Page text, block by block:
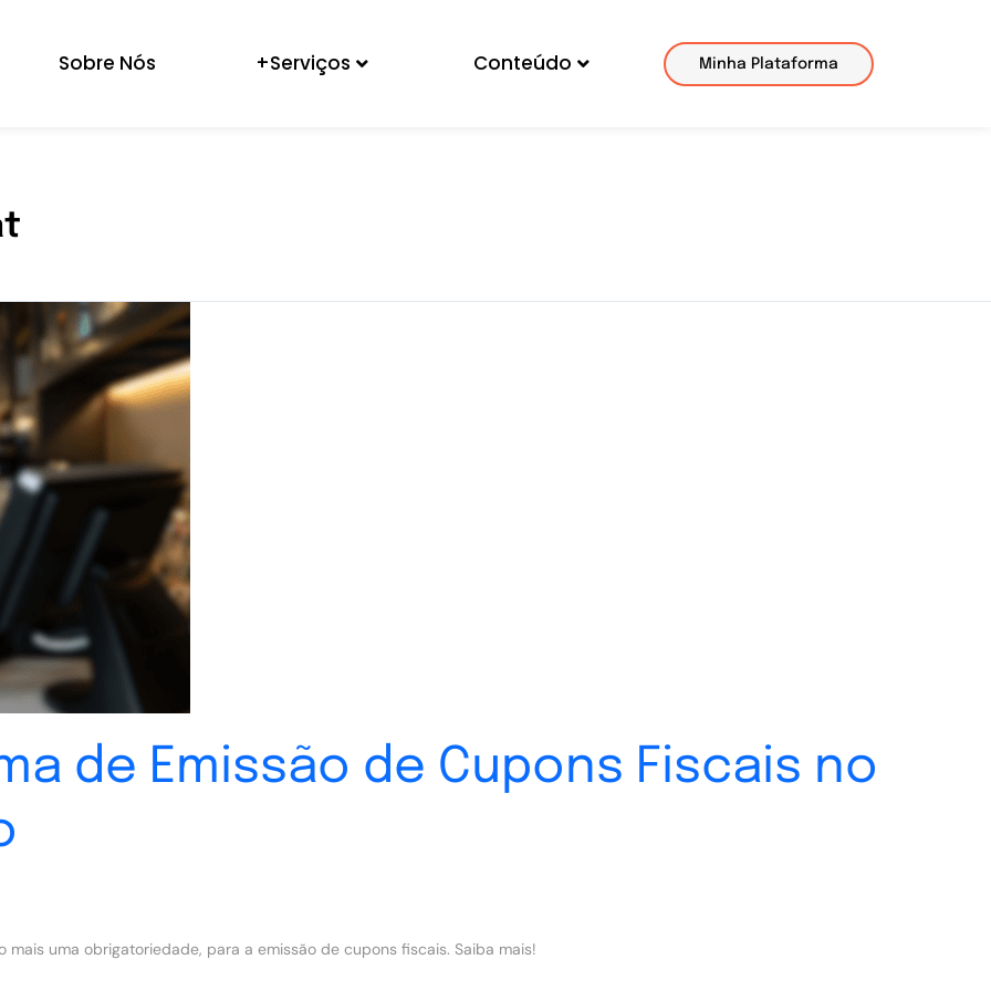
Sobre Nós +Serviços Conteúdo Minha Plataforma
de Emissão de Cupons Fiscais no
uma obrigatoriedade, para a emissão de cupons fiscais. Saiba mais!